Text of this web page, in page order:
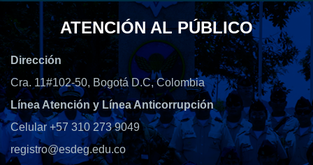
ATENCIÓN AL PÚBLICO
Dirección
Cra. 11#102-50, Bogotá D.C, Colombia
Línea Atención y Línea Anticorrupción
Celular +57 310 273 9049
registro@esdeg.edu.co